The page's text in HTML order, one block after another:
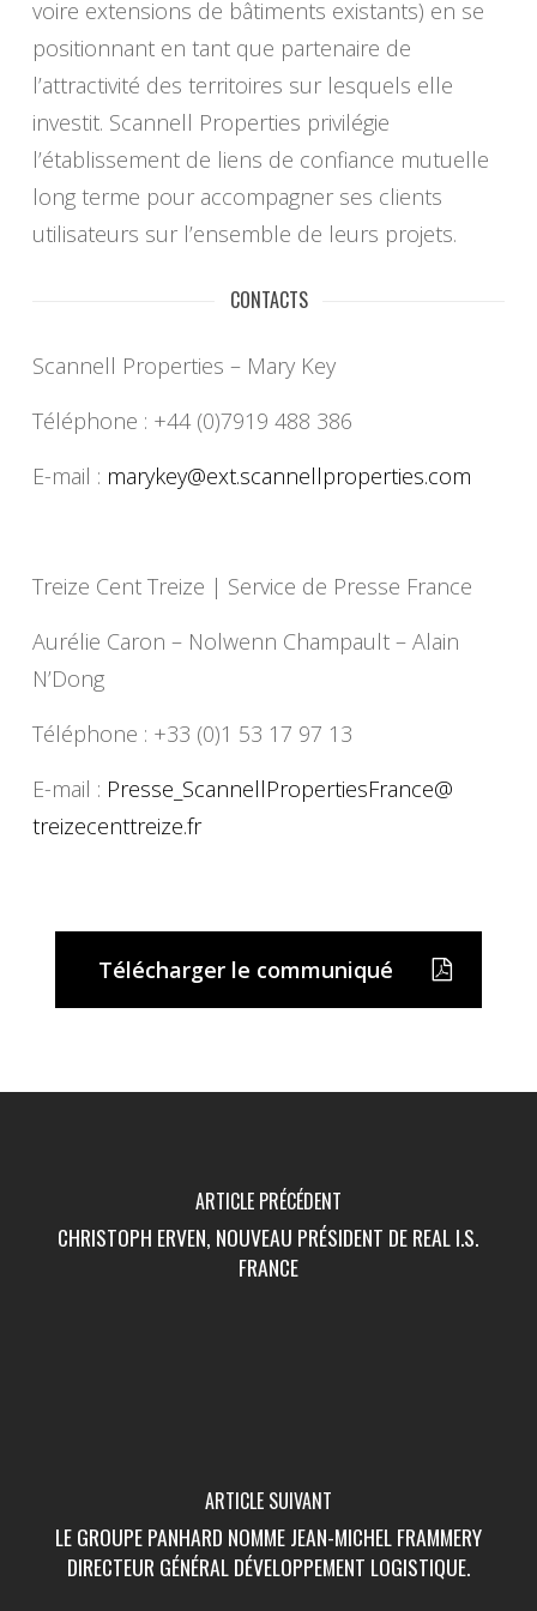
voire extensions de bâtiments existants) en se
positionnant en tant que partenaire de
l’attractivité des territoires sur lesquels elle
investit. Scannell Properties privilégie
l’établissement de liens de confiance mutuelle
long terme pour accompagner ses clients
utilisateurs sur l’ensemble de leurs projets.
CONTACTS
Scannell Properties – Mary Key
Téléphone : +44 (0)7919 488 386
E-mail : marykey@ext.scannellproperties.com
Treize Cent Treize | Service de Presse France
Aurélie Caron – Nolwenn Champault – Alain
N’Dong
Téléphone : +33 (0)1 53 17 97 13
E-mail : Presse_ ScannellPropertiesFrance@
treizecenttreize.fr
Télécharger le communiqué
ARTICLE PRÉCÉDENT
CHRISTOPH ERVEN, NOUVEAU PRÉSIDENT DE REAL I.S.
FRANCE
ARTICLE SUIVANT
LE GROUPE PANHARD NOMME JEAN-MICHEL FRAMMERY
DIRECTEUR GÉNÉRAL DÉVELOPPEMENT LOGISTIQUE.